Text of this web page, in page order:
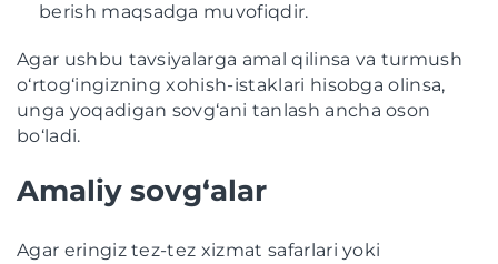
berish maqsadga muvofiqdir.
Agar ushbu tavsiyalarga amal qilinsa va turmush
o‘rtog‘ingizning xohish-istaklari hisobga olinsa,
unga yoqadigan sovg‘ani tanlash ancha oson
bo‘ladi.
Amaliy sovg‘alar
Agar eringiz tez-tez xizmat safarlari yoki